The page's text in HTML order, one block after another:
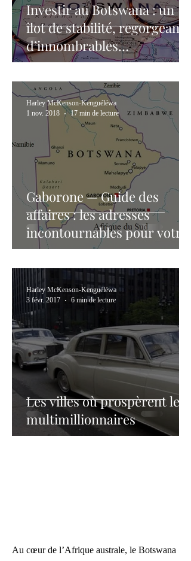
Investir au Botswana : un
îlot de stabilité, regorgeant
d’innombrables
opportunités de business
Gaborone — Guide des
affaires : les adresses
incontournables pour votre
business | Botswana
Harley McKenson-Kenguéléwa
1 nov. 2018
17 min de lecture
Les villes où prospèrent les
multimillionnaires
Harley McKenson-Kenguéléwa
3 févr. 2017
6 min de lecture
Au cœur de l’Afrique australe, le Botswana